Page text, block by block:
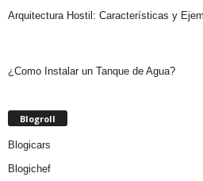
Arquitectura Hostil: Características y
¿Como Instalar un Tanque de Agua?
Blogroll
Blogicars
Blogichef